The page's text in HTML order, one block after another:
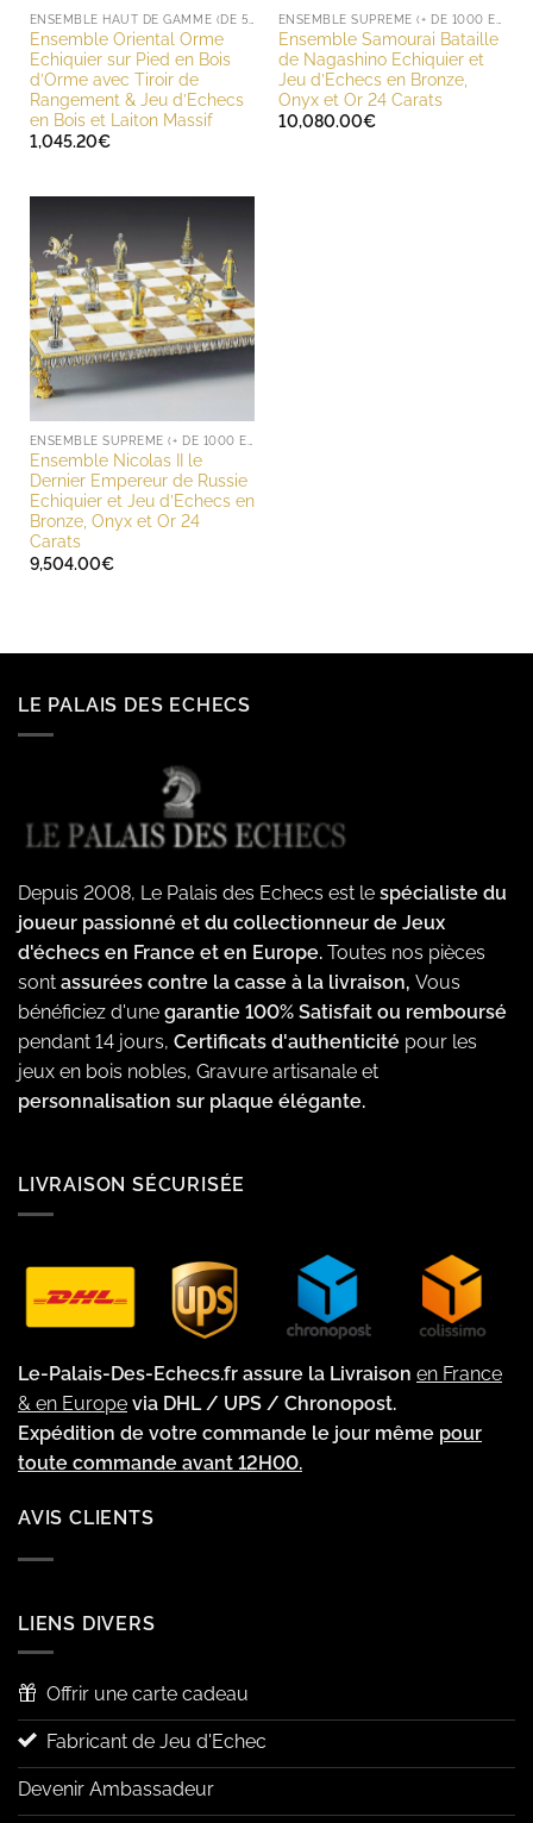
Ensemble Oriental Orme
Echiquier sur Pied en Bois
d’Orme avec Tiroir de
Rangement & Jeu d’Echecs
en Bois et Laiton Massif
1,045.20€
Ensemble Samourai Bataille
de Nagashino Echiquier et
Jeu d’Echecs en Bronze,
Onyx et Or 24 Carats
10,080.00€
ENSEMBLE SUPREME (+ DE 1000 EUROS)
Ensemble Nicolas II le
Dernier Empereur de Russie
Echiquier et Jeu d’Echecs en
Bronze, Onyx et Or 24
Carats
9,504.00€
LE PALAIS DES ECHECS
Depuis 2008, Le Palais des Echecs est le spécialiste du
joueur passionné et du collectionneur de Jeux
d'échecs en France et en Europe. Toutes nos pièces
sont assurées contre la casse à la livraison, Vous
bénéficiez d'une garantie 100% Satisfait ou remboursé
pendant 14 jours, Certificats d'authenticité pour les
jeux en bois nobles, Gravure artisanale et
personnalisation sur plaque élégante.
LIVRAISON SÉCURISÉE
Le-Palais-Des-Echecs.fr assure la Livraison en France
& en Europe via DHL / UPS / Chronopost.
Expédition de votre commande le jour même pour
toute commande avant 12H00.
AVIS CLIENTS
LIENS DIVERS
Offrir une carte cadeau
Fabricant de Jeu d'Echec
Devenir Ambassadeur